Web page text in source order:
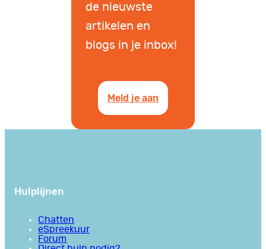
de nieuwste
artikelen en
blogs in je inbox!
Meld je aan
Hulplijnen
Chatten
eSpreekuur
Forum